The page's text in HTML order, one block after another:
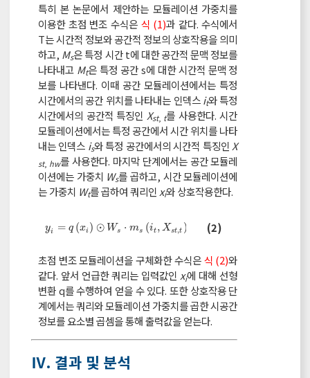
특히 본 논문에서 제안하는 모듈레이션 가중치를
이용한 초점 변조 수식은 식 (1)과 같다. 수식에서
T는 시간적 정보와 공간적 정보의 상호작용을 의미
하고, Ms은 특정 시간 t에 대한 공간적 문맥 정보를
나타내고 Mt은 특정 공간 s에 대한 시간적 문맥 정
보를 나타낸다. 이때 공간 모듈레이션에서는 특정
시간에서의 공간 위치를 나타내는 인덱스it와 특정
시간에서의 공간적 특징인 Xst, t를 사용한다. 시간
모듈레이션에서는 특정 공간에서 시간 위치를 나타
내는 인덱스 is와 특정 공간에서의 시간적 특징인 X
st, hw를 사용한다. 마지막 단계에서는 공간 모듈레
이션에는 가중치 Ws를 곱하고, 시간 모듈레이션에
는 가중치 Wt를 곱하여 쿼리인 xi와 상호작용한다.
yi = q (xi ) ⊙ Ws ⋅ ms (it , Xst,t ) Wt ⋅
yi=qxi⊙W s⋅msit,Xst,t t⋅m
(2)
초점 변조 모듈레이션을 구체화한 수식은식 (2)와
같다. 앞서 언급한 쿼리는 입력값인 xi에 대해 선형
변환 q를 수행하여 얻을 수 있다. 또한 상호작용 단
계에서는 쿼리와 모듈레이션 가중치를 곱한 시공간
정보를 요소별 곱셈을 통해 출력값을 얻는다.
Ⅳ. 결과 및 분석